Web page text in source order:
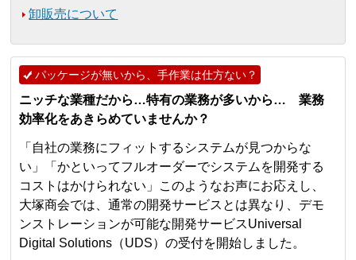
卸販売について
パッケージが無いから、手作業は仕方ない？
ニッチな業種だから…特有の業務が多いから… 業務
効率化をあきらめていませんか？
「自社の業務にフィットするシステムが見つからな
い」「かといってフルオーダーでシステムを開発する
コストはかけられない」このようなお声にお応えし、
大塚商会では、通常の開発サービスとは異なり、デモ
ンストレーションが可能な開発サービスUniversal
Digital Solutions（UDS）の受付を開始しました。